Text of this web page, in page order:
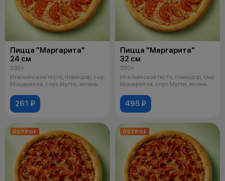
Пицца "Маргарита"
24 см
280 г
Итальянское тесто, помидор, сыр
Моцарелла, соус Мутти, зелень
261 ₽
Пицца "Маргарита"
32 см
530 г
Итальянское тесто, помидор, сыр
Моцарелла, соус Мутти, зелень
495 ₽
ОСТРОЕ ОСТРОЕ